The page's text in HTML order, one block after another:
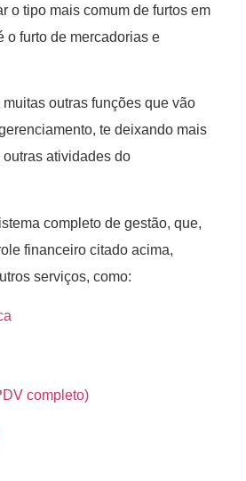
o tipo mais comum de furtos em
o furto de mercadorias e
outras funções que vão
te deixando mais
outras atividades do
completo de gestão, que,
financeiro citado acima,
serviços, como:
completo)